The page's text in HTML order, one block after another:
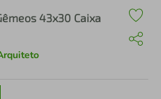
43x30 Caixa